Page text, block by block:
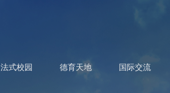
法式校园 德育天地 国际交流